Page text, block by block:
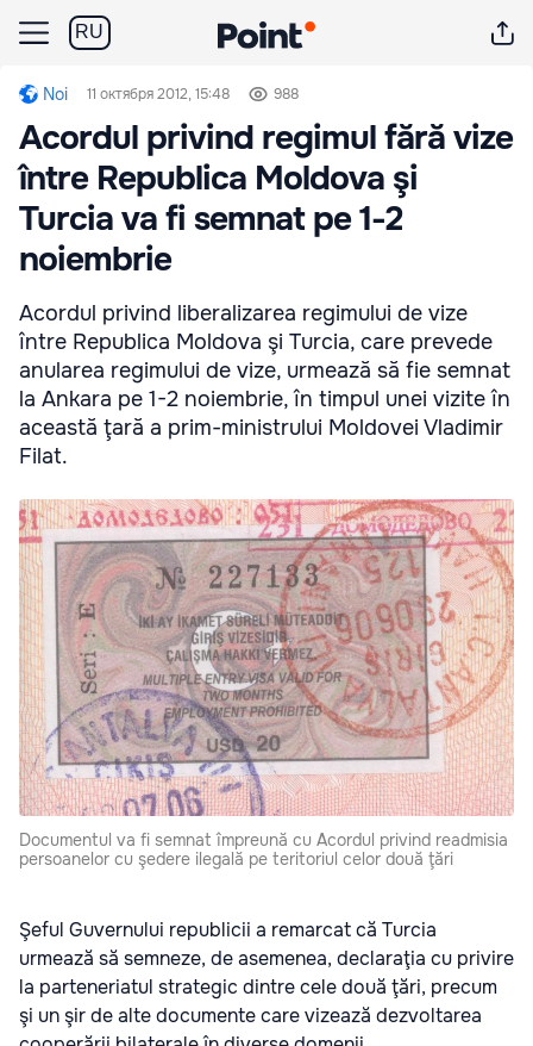
RU
Noi 11 октября 2012, 15:48 988
Acordul privind regimul fără vize
între Republica Moldova şi
Turcia va fi semnat pe 1-2
noiembrie
Acordul privind liberalizarea regimului de vize
între Republica Moldova şi Turcia, care prevede
anularea regimului de vize, urmează să fie semnat
la Ankara pe 1-2 noiembrie, în timpul unei vizite în
această ţară a prim-ministrului Moldovei Vladimir
Filat.
Documentul va fi semnat împreună cu Acordul privind readmisia
persoanelor cu şedere ilegală pe teritoriul celor două ţări
Şeful Guvernului republicii a remarcat că Turcia
urmează să semneze, de asemenea, declaraţia cu privire
la parteneriatul strategic dintre cele două ţări, precum
şi un şir de alte documente care vizează dezvoltarea